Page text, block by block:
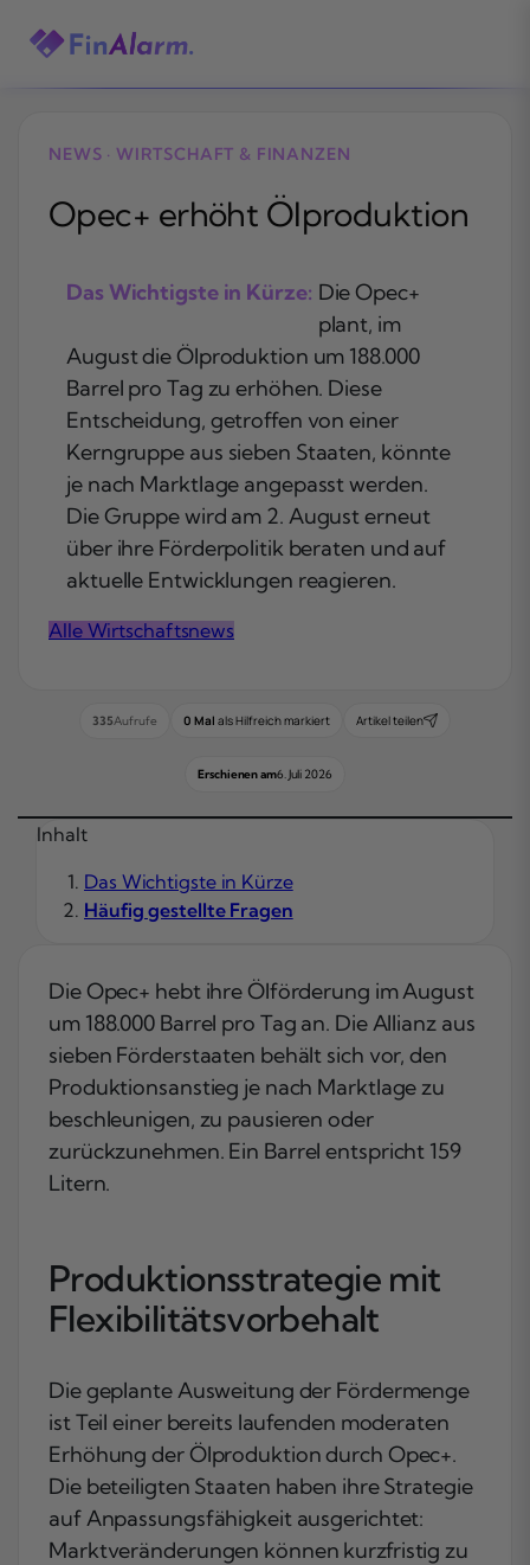
Inhalt
NEWS · WIRTSCHAFT & FINANZEN
Opec+ erhöht Ölproduktion
Das Wichtigste in Kürze: Die Opec+
plant, im
August die Ölproduktion um 188.000
Barrel pro Tag zu erhöhen. Diese
Entscheidung, getroffen von einer
Kerngruppe aus sieben Staaten, könnte
je nach Marktlage angepasst werden.
Die Gruppe wird am 2. August erneut
über ihre Förderpolitik beraten und auf
aktuelle Entwicklungen reagieren.
Alle Wirtschaftsnews
335Aufrufe 0 Mal als Hilfreich markiert Artikel teilen
Erschienen am6. Juli 2026
Inhalt
Das Wichtigste in Kürze
Häufig gestellte Fragen
Die Opec+ hebt ihre Ölförderung im August
um 188.000 Barrel pro Tag an. Die Allianz aus
sieben Förderstaaten behält sich vor, den
Produktionsanstieg je nach Marktlage zu
beschleunigen, zu pausieren oder
zurückzunehmen. Ein Barrel entspricht 159
Litern.
Produktionsstrategie mit
Flexibilitätsvorbehalt
Die geplante Ausweitung der Fördermenge
ist Teil einer bereits laufenden moderaten
Erhöhung der Ölproduktion durch Opec+.
Die beteiligten Staaten haben ihre Strategie
auf Anpassungsfähigkeit ausgerichtet:
Marktveränderungen können kurzfristig zu